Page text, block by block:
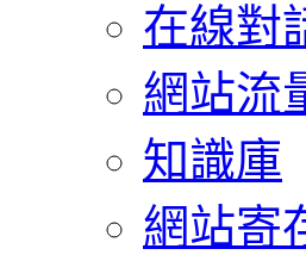
在線對
網站流
知識庫
網站寄